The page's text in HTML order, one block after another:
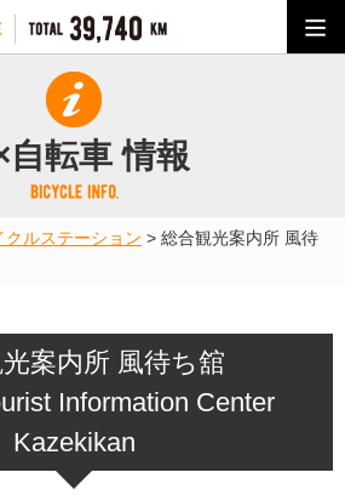
自転車 情報
クルステーション > 総合観光案内所 風待
案内所 風待ち舘
Information Center
Kazekikan